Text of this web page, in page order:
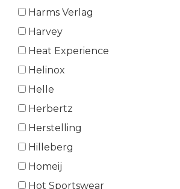
Harms Verlag
Harvey
Heat Experience
Helinox
Helle
Herbertz
Herstelling
Hilleberg
Homeij
Hot Sportswear